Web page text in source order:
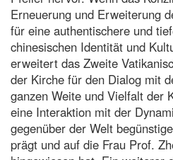
Erneuerung und Erweiterung
für eine authentischere und
chinesischen Identität und
erweitert das Zweite
der Kirche für den Dialog mit
ganzen Weite und Vielfalt der
eine Interaktion mit der
gegenüber der Welt
prägt und auf die Frau Prof.